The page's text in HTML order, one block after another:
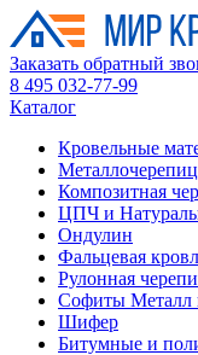
Заказать обратный
8 495 032-77-99
Каталог
Кровельные
Композитная
ЦПЧ и
Ондулин
Фальцевая
Рулонная
Софиты
Шифер
Битумные и